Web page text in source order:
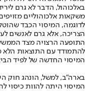
באלכוהול, הדבר לא גרם
משקאות אלכוהוליים
לדוגמה, המיסוי הכבד
הצריכה, אלא גרם לאנשים
התופעה הרצויה מצד
להתמודד עם התוצאות הלא
המיסוי החדשה של לפיד
המיסוי היתה להוות כיסוי